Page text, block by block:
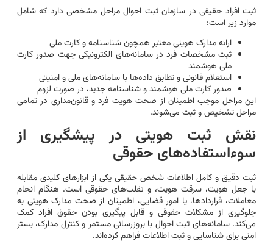
ثبت افراد حقیقی در سازمان ثبت احوال مراحل مشخصی دارد که شامل
موارد زیر است:
ارائه مدارک هویتی معتبر همچون شناسنامه و کارت ملی
ثبت مشخصات فرد در سامانه‌های الکترونیکی جهت صدور کارت
ملی هوشمند
استعلام قانونی و تطابق داده‌ها با سامانه‌های ملی و امنیتی
صدور کارت ملی هوشمند و شناسنامه جدید، در صورت لزوم
این مراحل موجب اطمینان از صحت هویت فرد و قانون‌مداری در تمامی
مراحل تشخیص و ثبت می‌شوند.
نقش ثبت هویتی در پیشگیری از
سوءاستفاده‌های حقوقی
ثبت دقیق و کامل اطلاعات شخص حقیقی یکی از ابزارهای کلیدی مقابله
با جعل هویت، سرقت هویت، و تقلب‌های حقوقی است. هنگام انجام
معاملات، قراردادها، یا امور قضایی، اطمینان از صحت مدارک هویتی به
جلوگیری از مشکلات حقوقی و قابل پیگیری بودن حقوق افراد کمک
می‌کند. سامانه‌های ثبت احوال با بروزرسانی مستمر و کنترل مدارک، بستر
امنی برای شناسایی و ثبت اطلاعات فراهم کرده‌اند.